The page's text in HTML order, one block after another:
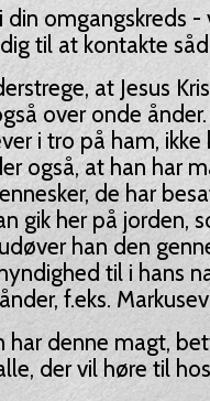
omgangskreds -
til at kontakte
at Jesus
over onde
i tro på ham,
også, at han har
de har
gik her på jorden,
han den
til i hans
f.eks.
har denne magt,
der vil høre til